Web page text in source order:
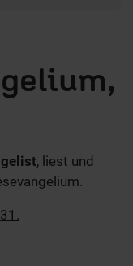
, liest und